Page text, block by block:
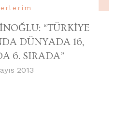
“TÜRKİYE
DÜNYADA 16,
6. SIRADA”
2013